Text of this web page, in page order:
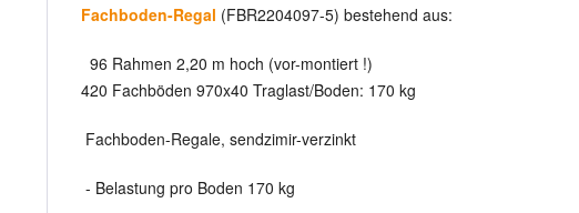
Fachboden-Regal (FBR2204097-5) bestehend aus:
96 Rahmen 2,20 m hoch (vor-montiert !)
420 Fachböden 970x40 Traglast/Boden: 170 kg
Fachboden-Regale, sendzimir-verzinkt
- Belastung pro Boden 170 kg